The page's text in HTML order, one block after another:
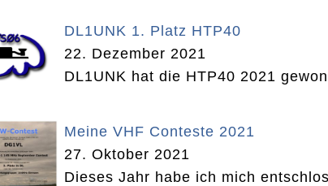
DL1UNK 1. Platz HTP40
22. Dezember 2021
DL1UNK hat die HTP40 2021
Meine VHF Conteste 2021
27. Oktober 2021
Dieses Jahr habe ich mich